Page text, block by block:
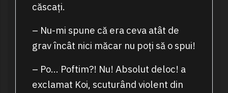
căscați.
– Nu-mi spune că era ceva atât de
grav încât nici măcar nu poți să o spui!
– Po… Poftim?! Nu! Absolut deloc! a
exclamat Koi, scuturând violent din